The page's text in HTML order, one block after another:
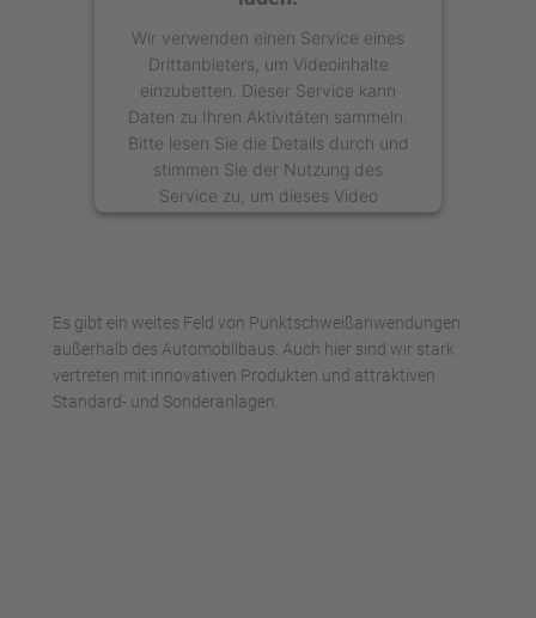
Wir verwenden einen Service eines
Drittanbieters, um Videoinhalte
einzubetten. Dieser Service kann
Daten zu Ihren Aktivitäten sammeln.
Bitte lesen Sie die Details durch und
stimmen Sie der Nutzung des
Service zu, um dieses Video
anzusehen.
Akzeptieren
powered by
Usercentrics Consent
Management Platform
Es gibt ein weites Feld von Punktschweißanwendungen
außerhalb des Automobilbaus. Auch hier sind wir stark
vertreten mit innovativen Produkten und attraktiven
Standard- und Sonderanlagen.